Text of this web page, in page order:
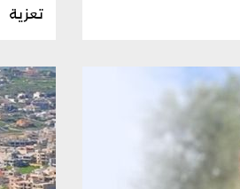
تعزية